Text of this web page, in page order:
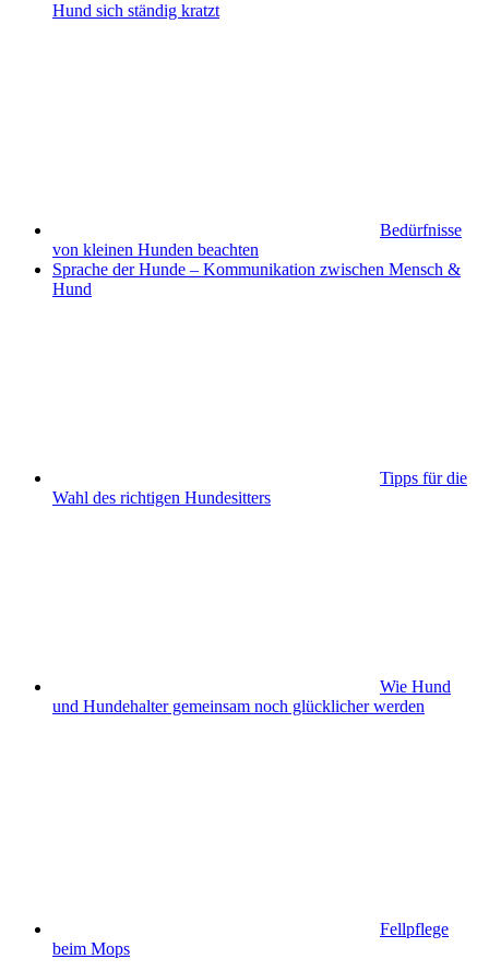
Hund sich ständig kratzt
Bedürfnisse
von kleinen Hunden beachten
Sprache der Hunde – Kommunikation zwischen Mensch &
Hund
Tipps für die
Wahl des richtigen Hundesitters
Wie Hund
und Hundehalter gemeinsam noch glücklicher werden
Fellpflege
beim Mops